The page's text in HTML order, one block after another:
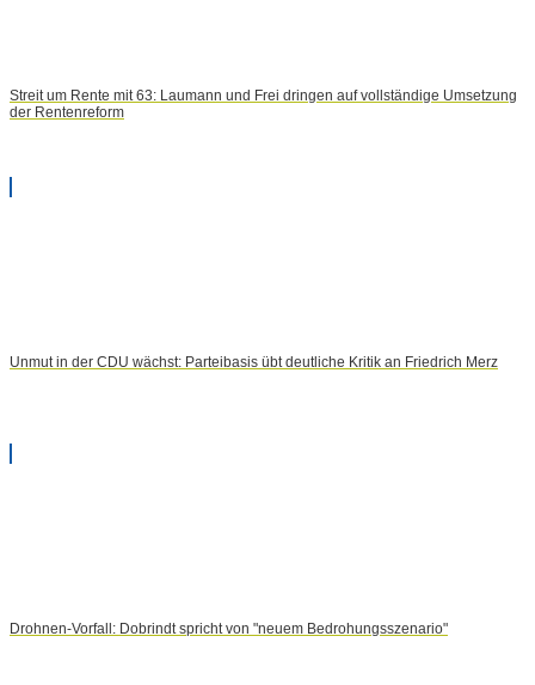
Streit um Rente mit 63: Laumann und Frei dringen auf vollständige Umsetzung
der Rentenreform
Unmut in der CDU wächst: Parteibasis übt deutliche Kritik an Friedrich Merz
Drohnen-Vorfall: Dobrindt spricht von "neuem Bedrohungsszenario"